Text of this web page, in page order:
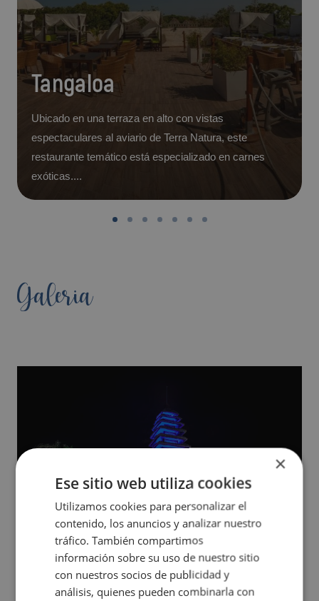
Tangaloa
Ubicado en una terraza en alto con vistas
espectaculares al aviario de Terra Natura, este
restaurante temático está especializado en carnes
exóticas....
Galeria
×
Ese sitio web utiliza cookies
Utilizamos cookies para personalizar el
contenido, los anuncios y analizar nuestro
tráfico. También compartimos
información sobre su uso de nuestro sitio
con nuestros socios de publicidad y
análisis, quienes pueden combinarla con